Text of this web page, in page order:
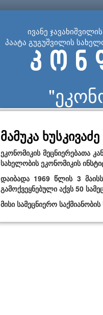
ივანე
პაატა გუგუშვილის
კ ო ნ
მამუკა ხუსკივაძე
ეკონომიკის მეცნიერებათა
სახელობის ეკონომიკის
დაიბადა 1969 წლის 3
გამოქვეყნებული აქვს 50
მისი სამეცნიერო